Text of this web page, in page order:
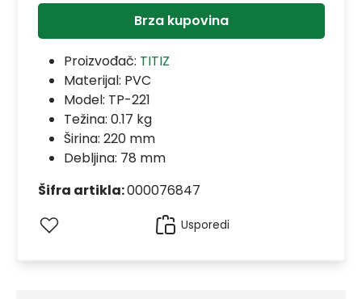
Brza kupovina
Proizvođač: TITIZ
Materijal: PVC
Model: TP-221
Težina: 0.17 kg
Širina: 220 mm
Debljina: 78 mm
Šifra artikla:000076847
Usporedi